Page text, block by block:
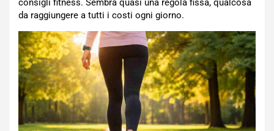
consigli fitness. Sembra quasi una regola fissa, qualcosa
da raggiungere a tutti i costi ogni giorno.